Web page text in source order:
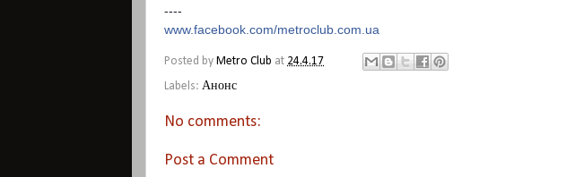
----
www.facebook.com/metroclub.com.ua
Posted by Metro Club at 24.4.17
Labels: Анонс
No comments:
Post a Comment